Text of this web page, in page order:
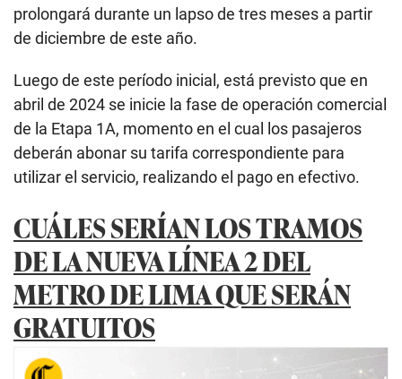
prolongará durante un lapso de tres meses a partir
de diciembre de este año.
Luego de este período inicial, está previsto que en
abril de 2024 se inicie la fase de operación comercial
de la Etapa 1A, momento en el cual los pasajeros
deberán abonar su tarifa correspondiente para
utilizar el servicio, realizando el pago en efectivo.
CUÁLES SERÍAN LOS TRAMOS
DE LA NUEVA LÍNEA 2 DEL
METRO DE LIMA QUE SERÁN
GRATUITOS